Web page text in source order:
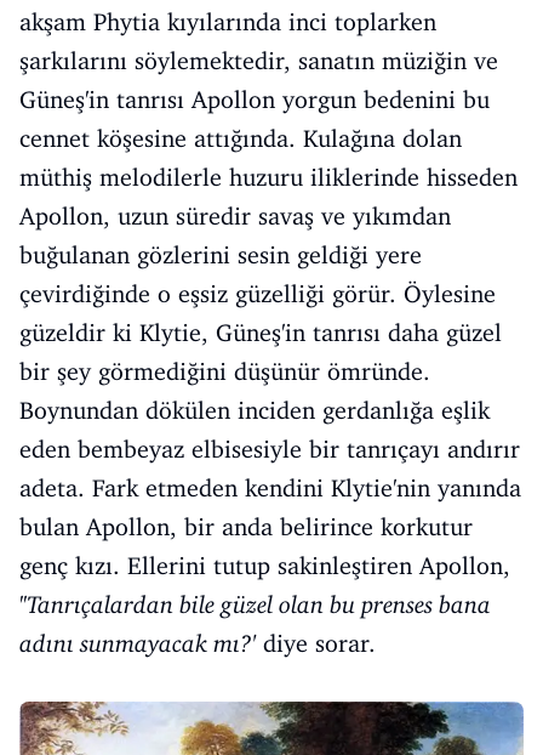
akşam Phytia kıyılarında inci toplarken
şarkılarını söylemektedir, sanatın müziğin ve
Güneş'in tanrısı Apollon yorgun bedenini bu
cennet köşesine attığında. Kulağına dolan
müthiş melodilerle huzuru iliklerinde hisseden
Apollon, uzun süredir savaş ve yıkımdan
buğulanan gözlerini sesin geldiği yere
çevirdiğinde o eşsiz güzelliği görür. Öylesine
güzeldir ki Klytie, Güneş'in tanrısı daha güzel
bir şey görmediğini düşünür ömründe.
Boynundan dökülen inciden gerdanlığa eşlik
eden bembeyaz elbisesiyle bir tanrıçayı andırır
adeta. Fark etmeden kendini Klytie'nin yanında
bulan Apollon, bir anda belirince korkutur
genç kızı. Ellerini tutup sakinleştiren Apollon,
''Tanrıçalardan bile güzel olan bu prenses bana
adını sunmayacak mı?'diye sorar.